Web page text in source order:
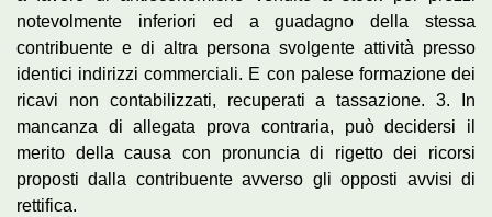
notevolmente inferiori ed a guadagno della stessa
contribuente e di altra persona svolgente attività presso
identici indirizzi commerciali. E con palese formazione dei
ricavi non contabilizzati, recuperati a tassazione. 3. In
mancanza di allegata prova contraria, può decidersi il
merito della causa con pronuncia di rigetto dei ricorsi
proposti dalla contribuente avverso gli opposti avvisi di
rettifica.